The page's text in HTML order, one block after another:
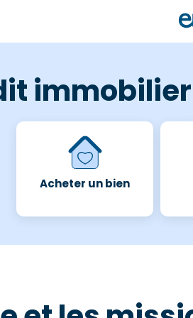
Acheter un bien